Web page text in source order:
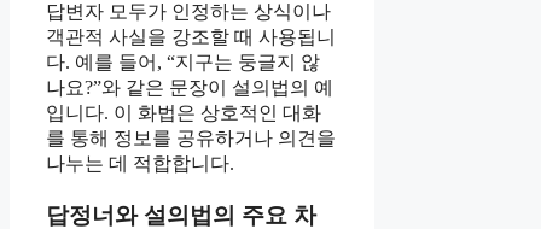
답변자 모두가 인정하는 상식이나
객관적 사실을 강조할 때 사용됩니
다. 예를 들어, “지구는 둥글지 않
나요?”와 같은 문장이 설의법의 예
입니다. 이 화법은 상호적인 대화
를 통해 정보를 공유하거나 의견을
나누는 데 적합합니다.
답정너와 설의법의 주요 차